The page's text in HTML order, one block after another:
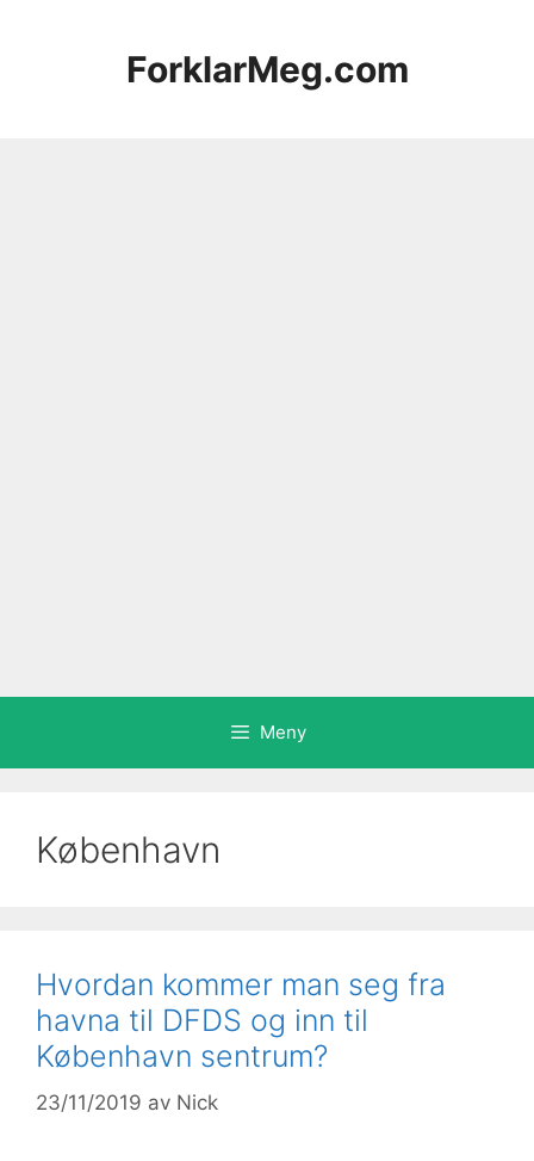
ForklarMeg.com
Meny
København
Hvordan kommer man seg fra
havna til DFDS og inn til
København sentrum?
23/11/2019 av Nick